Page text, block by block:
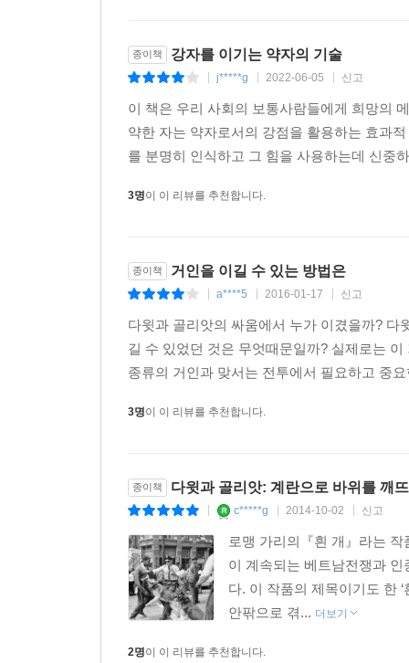
선대인이 한 글자, 한 글자 마음에 새기며 번역한
고단하기만 한 대한민국 보통사람들에게 전하는
이번 책은 번역자도 특별하다. 어려워서 모르고
패널로 활동했고, 최근 『선대인, 미친 부동산
사회에서 우리가 무심코 하는 선택과 당연한 듯
이 책에 쏟아진 찬사들
말콤 글래드웰의 책은 매우 놀랍고, 곰곰이 생각
마음을 사로잡는 책이다. 말콤 글래드웰은 거장
이 책에 빠져들게 만드는 것은 그의 뛰어난 스토
말콤 글래드웰의 책이 수백만 부나 팔릴 수 있었
말콤 글래드웰의 작품 중 가장 시선을 사로잡는
강렬한 내러티브로 일상의 도전 과제를 잘 해결
비즈니스에서 성서와 과학에 이르는 다채로운
마음을 사로잡는다. 말콤 글래드웰은 주제를 역
종이책 강자를 이기는 약자의 기술
j*****g 2022-06-05 신고
이 책은 우리 사회의 보통사람들에게 희망의
약한 자는 약자로서의 강점을 활용하는 효과
를 분명히 인식하고 그 힘을 사용하는데 신중
3명이 이 리뷰를 추천합니다.
종이책 거인을 이길 수 있는 방법은
a****5 2016-01-17 신고
다윗과 골리앗의 싸움에서 누가 이겼을까?
길 수 있었던 것은 무엇때문일까? 실제로는
종류의 거인과 맞서는 전투에서 필요하고 중
3명이 이 리뷰를 추천합니다.
종이책 다윗과 골리앗: 계란으로 바위를 깨
c*****g 2014-10-02 신고
로맹 가리의『흰 개』라는
이 계속되는 베트남전쟁과
다. 이 작품의 제목이기도 한
안팎으로 겪... 더보기
2명이 이 리뷰를 추천합니다.